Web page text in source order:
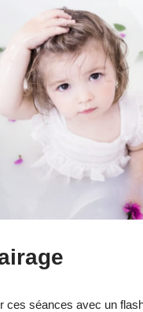
ces séances avec un